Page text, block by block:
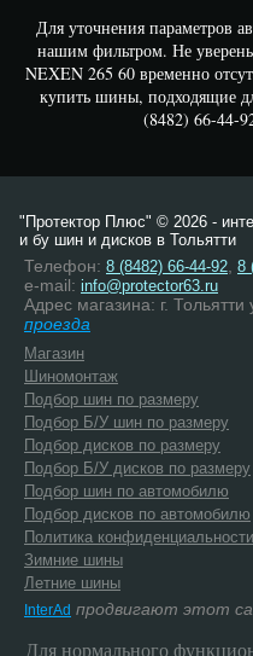
Для уточнения параметров
нашим фильтром. Не
NEXEN 265 60 временно
купить шины, подходящие
(8482) 66-44-
"Протектор Плюс" © 2026 -
и бу шин и дисков в Тольятти
Телефон: 8 (8482) 66-44-92 8
e-mail: info@protector63.ru
Адрес магазина: г. Тольятти
проезда
Магазин
Шиномонтаж
Подбор шин по размеру
Подбор Б/У шин по размеру
Подбор дисков по размеру
Подбор Б/У дисков по размеру
Подбор шин по автомобилю
Подбор дисков по автомобилю
Политика конфиденциальности
Зимние шины
Летние шины
InterAd продвигают этот
Для нормального